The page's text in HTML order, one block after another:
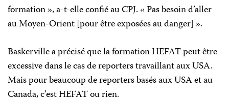
formation », a-t-elle confié au CPJ. « Pas besoin d’aller
au Moyen-Orient [pour être exposées au danger] ».
Baskerville a précisé que la formation HEFAT peut être
excessive dans le cas de reporters travaillant aux USA.
Mais pour beaucoup de reporters basés aux USA et au
Canada, c’est HEFAT ou rien.